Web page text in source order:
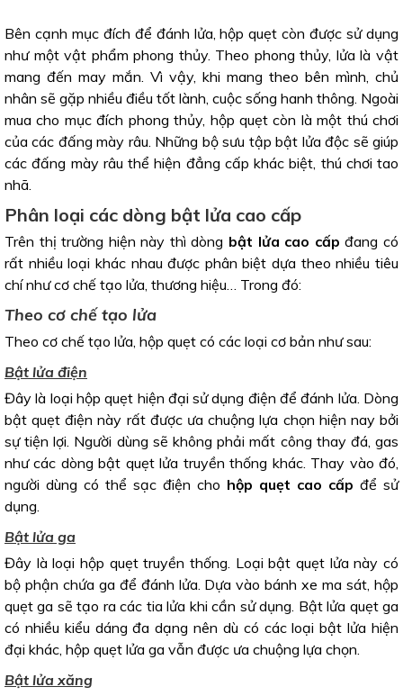
Bên cạnh mục đích để đánh lửa, hộp quẹt còn được sử dụng
như một vật phẩm phong thủy. Theo phong thủy, lửa là vật
mang đến may mắn. Vì vậy, khi mang theo bên mình, chủ
nhân sẽ gặp nhiều điều tốt lành, cuộc sống hanh thông. Ngoài
mua cho mục đích phong thủy, hộp quẹt còn là một thú chơi
của các đấng mày râu. Những bộ sưu tập bật lửa độc sẽ giúp
các đấng mày râu thể hiện đẳng cấp khác biệt, thú chơi tao
nhã.
Phân loại các dòng bật lửa cao cấp
Trên thị trường hiện này thì dòng bật lửa cao cấp đang có
rất nhiều loại khác nhau được phân biệt dựa theo nhiều tiêu
chí như cơ chế tạo lửa, thương hiệu… Trong đó:
Theo cơ chế tạo lửa
Theo cơ chế tạo lửa, hộp quẹt có các loại cơ bản như sau:
Bật lửa điện
Đây là loại hộp quẹt hiện đại sử dụng điện để đánh lửa. Dòng
bật quẹt điện này rất được ưa chuộng lựa chọn hiện nay bởi
sự tiện lợi. Người dùng sẽ không phải mất công thay đá, gas
như các dòng bật quẹt lửa truyền thống khác. Thay vào đó,
người dùng có thể sạc điện cho hộp quẹt cao cấp để sử
dụng.
Bật lửa ga
Đây là loại hộp quẹt truyền thống. Loại bật quẹt lửa này có
bộ phận chứa ga để đánh lửa. Dựa vào bánh xe ma sát, hộp
quẹt ga sẽ tạo ra các tia lửa khi cần sử dụng. Bật lửa quẹt ga
có nhiều kiểu dáng đa dạng nên dù có các loại bật lửa hiện
đại khác, hộp quẹt lửa ga vẫn được ưa chuộng lựa chọn.
Bật lửa xăng